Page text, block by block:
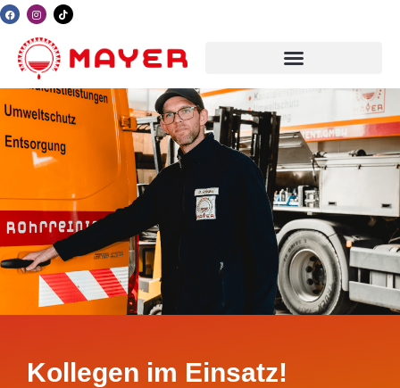
Kollegen im Einsatz!